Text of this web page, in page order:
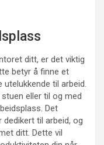
ditt, er det viktig
betyr å finne et
til arbeid.
eller til og med
Det
til arbeid, og
ditt. Dette vil